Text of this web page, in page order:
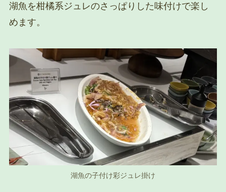
湖魚を柑橘系ジュレのさっぱりした味付けで楽し
めます。
湖魚の子付け彩ジュレ掛け